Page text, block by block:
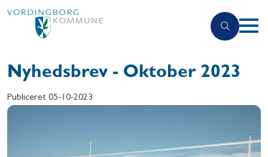
Nyhedsbrev - Oktober 2023
Publiceret 05-10-2023